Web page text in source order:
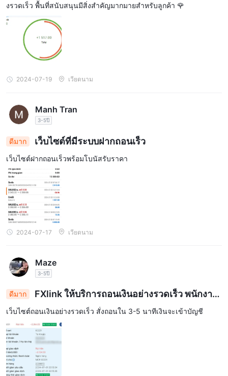
บริการลูกค้า
FXLINKมอบประสบการณ์การบริการลูกค้าที่ครอบคลุมและเข้าถึงได้
มอบช่องทางที่หลากหลายสำหรับผู้ค้าในการติดต่อขอความช่วยเหลือ
พร้อมให้บริการทุกวันตลอด 24 ชั่วโมง
โบรกเกอร์สามารถเข้าถึงได้ผ่าน
รวดเร็วในเวลาใดก็ได้ทั้งกลางวันและกลางคืน
เฉพาะในสหราชอาณาจักร: (+44) 208 638 0504 และ
เวียดนาม: (+84) 784 598 546
ลูกค้าต่างประเทศ นอกจากนี้ยังมีการสนับสนุนผ่านทาง
support@fxlcorp.comช่วยให้สามารถสอบถามรายละเอียดและ
ความช่วยเหลือส่วนบุคคลได้ ที่อยู่ บริษัท:
อาณาจักร) จำกัด ไม่ 27 ถนนกลอสเตอร์เก่า ลอนดอน wc1n
3ax สหราชอาณาจักร FXLINK (วี.เอ็น.) จำกัด เลขที่ 06,
ถนน d9, อันลอยดงวอร์ด, ทูดุกซิตี้, โฮจิมินห์ซิตี้, เวียดนาม
การปรากฏตัวของ
คำตอบอย่างรวดเร็วสำหรับคำถามทั่วไป
โดยรวม, FXLINK ฝ่ายบริการลูกค้าของถือว่าน่าเชื่อถือและตอบสนอง
บทสรุป
นำเสนอเครื่องมือการซื้อขายที่หลากหลาย รวมถึงฟอเร็กซ์ สกุลเงิน
ดิจิทัล ดัชนี หุ้น และสินค้าโภคภัณฑ์ด้วยเลเวอเรจที่สูงมากถึง 1:5000
และสเปรดกว้างจาก 20 จุดผ่านแพลตฟอร์ม mt5 อย่างไรก็ตามสิ่ง
สำคัญคือทำวิจัยของคุณเองก่อนเปิดบัญชีกับโบรกเก
อร์ฟอเร็กซ์
คำถามที่พบบ่อย (FAQs)
งรวดเร็ว พื้นที่สนับสนุนมีสิ่งสำคัญมากมายสำหรับลูกค้า 🌹
2024-07-19 เวียดนาม
Manh Tran
3-5ปี
ดีมาก เว็บไซต์ที่มีระบบฝากถอนเร็ว
เว็บไซต์ฝากถอนเร็วพร้อมโบนัสรับราคา
2024-07-17 เวียดนาม
Maze
3-5ปี
ดีมาก
FXlink ให้บริการถอนเงินอย่างรวดเร็ว พนักงาน
สนับสนุนดี
เว็บไซต์ถอนเงินอย่างรวดเร็ว สั่งถอนใน 3-5 นาทีเงินจะเข้าบัญชี